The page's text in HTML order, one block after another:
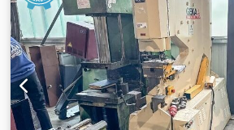
Pemotongan: - L 90º: 130x130x13mm
Bulat: 45mm - Persegi: 45mm - Bentuk
250x250x6mm Ukuran Lubang
Kapasitas: 70 Ton Termasuk cetakan
pada foto. Crjdoznh Shspfx Ai Rsf
sepenuhnya dan dalam kondisi
sempurna.